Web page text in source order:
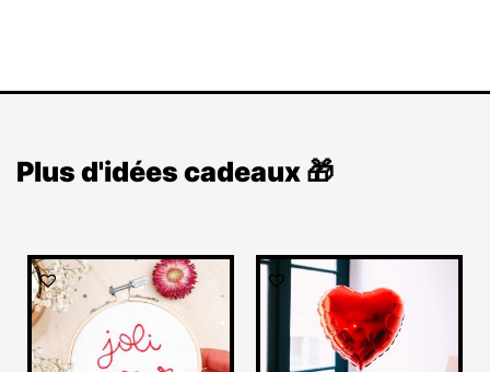
Plus d'idées cadeaux 🎁